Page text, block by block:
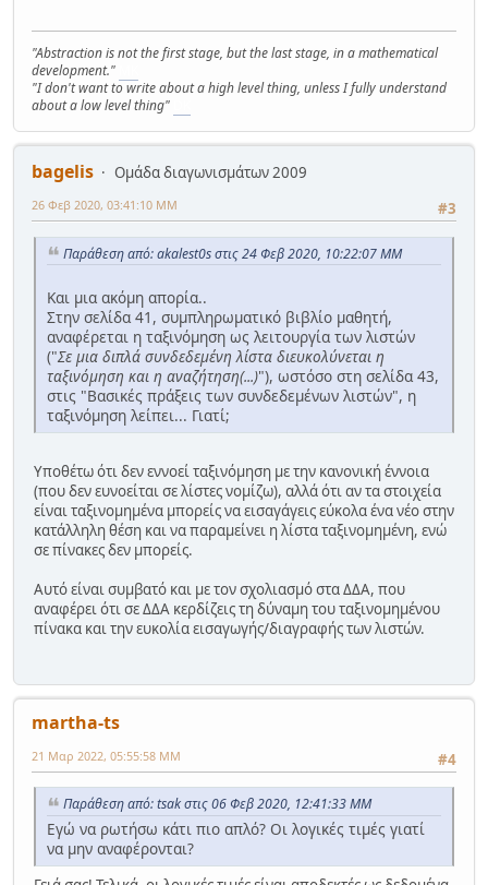
"Abstraction is not the first stage, but the last stage, in a mathematical
development."
"I don't want to write about a high level thing, unless I fully understand
about a low level thing"
bagelis
Ομάδα διαγωνισμάτων 2009
#3
26 Φεβ 2020, 03:41:10 ΜΜ
Παράθεση από: akalest0s στις 24 Φεβ 2020, 10:22:07 ΜΜ
Και μια ακόμη απορία..
Στην σελίδα 41, συμπληρωματικό βιβλίο μαθητή,
αναφέρεται η ταξινόμηση ως λειτουργία των λιστών
("Σε μια διπλά συνδεδεμένη λίστα διευκολύνεται η
ταξινόμηση και η αναζήτηση(...)"), ωστόσο στη σελίδα 43,
στις "Βασικές πράξεις των συνδεδεμένων λιστών", η
ταξινόμηση λείπει... Γιατί;
Υποθέτω ότι δεν εννοεί ταξινόμηση με την κανονική έννοια
(που δεν ευνοείται σε λίστες νομίζω), αλλά ότι αν τα στοιχεία
είναι ταξινομημένα μπορείς να εισαγάγεις εύκολα ένα νέο στην
κατάλληλη θέση και να παραμείνει η λίστα ταξινομημένη, ενώ
σε πίνακες δεν μπορείς.
Αυτό είναι συμβατό και με τον σχολιασμό στα ΔΔΑ, που
αναφέρει ότι σε ΔΔΑ κερδίζεις τη δύναμη του ταξινομημένου
πίνακα και την ευκολία εισαγωγής/διαγραφής των λιστών.
martha-ts
#4
21 Μαρ 2022, 05:55:58 ΜΜ
Παράθεση από: tsak στις 06 Φεβ 2020, 12:41:33 ΜΜ
Εγώ να ρωτήσω κάτι πιο απλό? Οι λογικές τιμές γιατί
να μην αναφέρονται?